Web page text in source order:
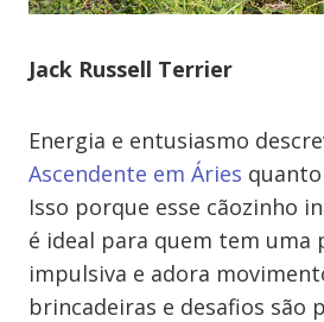
Jack Russell Terrier
Energia e entusiasmo
Ascendente em Áries quanto
Isso porque esse cãozinho
é ideal para quem tem uma
impulsiva e adora
brincadeiras e desafios são